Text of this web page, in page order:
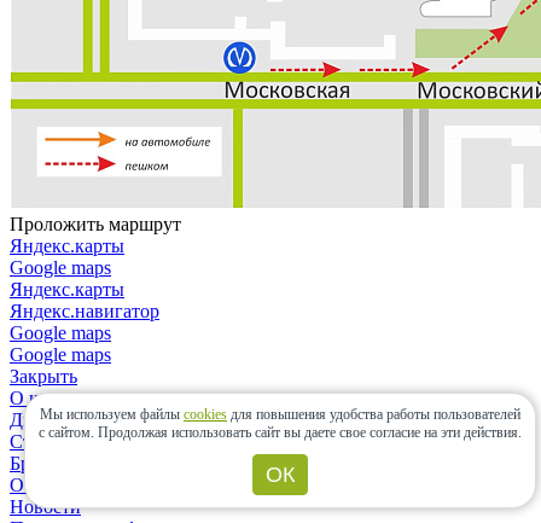
Проложить маршрут
Яндекс.карты
Google maps
Яндекс.карты
Яндекс.навигатор
Google maps
Google maps
Закрыть
О компании
Дизайнерам и архитекторам
Строительным организациям
Бренды
Отзывы
Новости
Мы используем файлы cookies для повышения удобства работы пользователей
с сайтом. Продолжая использовать сайт вы даете свое согласие на эти действия.
ОК